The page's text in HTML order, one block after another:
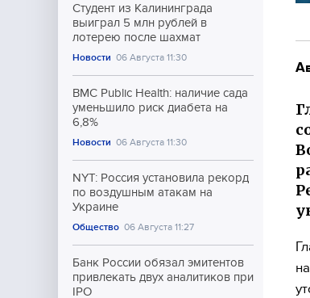
Студент из Калининграда
выиграл 5 млн рублей в
лотерею после шахмат
Новости 06 Августа 11:30
BMC Public Health: наличие сада
уменьшило риск диабета на
6,8%
Новости 06 Августа 11:30
NYT: Россия установила рекорд
по воздушным атакам на
Украине
Общество 06 Августа 11:27
Банк России обязал эмитентов
привлекать двух аналитиков при
IPO